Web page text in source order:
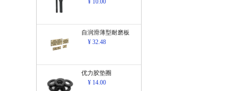
¥ 10.00
自润滑薄型耐磨板
¥ 32.48
优力胶垫圈
¥ 14.00